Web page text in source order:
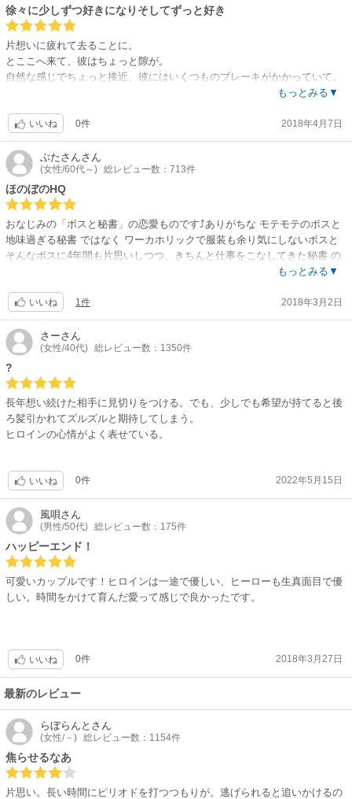
徐々に少しずつ好きになりそしてずっと好き
片想いに疲れて去ることに。
とここへ来て、彼はちょっと隙が。
自然な感じでちょっと接近。彼にはいくつものブレーキがかかっていて。
おじさんの後押し、友だちの援護射撃、ワンちゃんの抜群の鎹効果で、彼
だった。
ヒロインの服は彼をドッキリさせたのだから、もう少し読み手の私もそこ
に納得の行くビジュアル効果は欲しかったと思う。
線が二重に入って見える人物画が気になった。
もっとみる▼
いいね 0件 2018年4月7日
ぶたさんさん
(女性/60代～) 総レビュー数：713件
ほのぼのHQ
おなじみの「ボスと秘書」の恋愛ものです⤴ありがちな モテモテのボスと
地味過ぎる秘書 ではなく ワーカホリックで服装も余り気にしないボスと
そんなボスに4年間も片思いしつつ、きちんと仕事をこなしてきた秘書 の
物語です⤴チャラさもなく堅実なふたりに好感が持てました?もっとみる▼
いいね 1件 2018年3月2日
さーさん
(女性/40代) 総レビュー数：1350件
?
長年想い続けた相手に見切りをつける。でも、少しでも希望が持てると後
ろ髪引かれてズルズルと期待してしまう。
ヒロインの心情がよく表せている。
いいね 0件 2022年5月15日
風唄さん
(男性/50代) 総レビュー数：175件
ハッピーエンド！
可愛いカップルです！ヒロインは一途で優しい、ヒーローも生真面目で優
しい。時間をかけて育んだ愛って感じで良かったです。
いいね 0件 2018年3月27日
最新のレビュー
らぼらんと さん
(女性/－) 総レビュー数：1154件
焦らせるなあ
片思い。長い時間にピリオドを打つつもりが。逃げられると追いかけるの